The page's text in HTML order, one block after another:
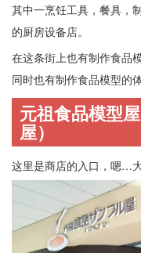
其中一烹饪工具，餐具，
的厨房设备店。
在这条街上也有制作食品
同时也有制作食品模型的
元祖食品模型
屋）
这里是商店的入口，嗯…